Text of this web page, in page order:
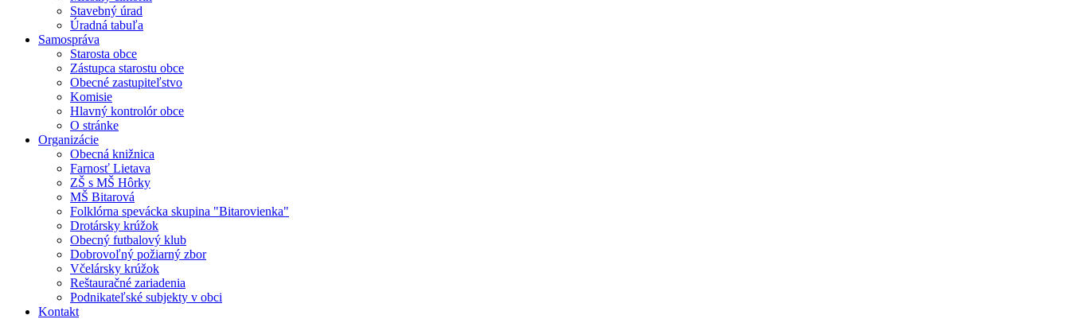
Stavebný úrad
Úradná tabuľa
Samospráva
Starosta obce
Zástupca starostu obce
Obecné zastupiteľstvo
Komisie
Hlavný kontrolór obce
O stránke
Organizácie
Obecná knižnica
Farnosť Lietava
ZŠ s MŠ Hôrky
MŠ Bitarová
Folklórna spevácka skupina "Bitarovienka"
Drotársky krúžok
Obecný futbalový klub
Dobrovoľný požiarný zbor
Včelársky krúžok
Reštauračné zariadenia
Podnikateľské subjekty v obci
Kontakt